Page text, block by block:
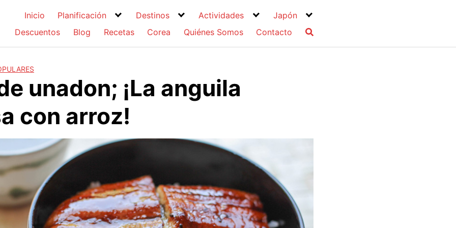
Inicio Planificación Destinos Actividades
Japón
Descuentos
Blog Recetas Corea Quiénes Somos Contacto
unadon; ¡La anguila
con arroz!